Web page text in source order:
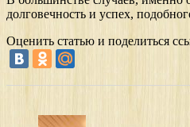
долговечность и успех,
Оценить статью и поделиться